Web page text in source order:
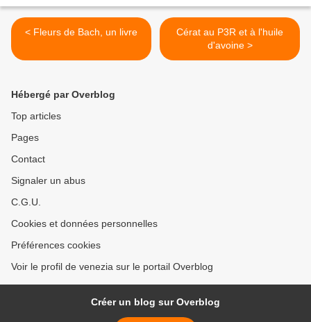
< Fleurs de Bach, un livre
Cérat au P3R et à l'huile
d'avoine >
Hébergé par Overblog
Top articles
Pages
Contact
Signaler un abus
C.G.U.
Cookies et données personnelles
Préférences cookies
Voir le profil de venezia sur le portail Overblog
Créer un blog sur Overblog